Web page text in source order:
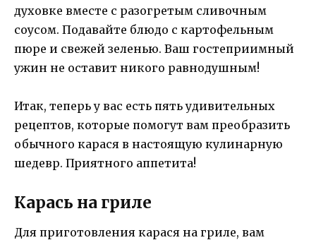
духовке вместе с разогретым сливочным
соусом. Подавайте блюдо с картофельным
пюре и свежей зеленью. Ваш гостеприимный
ужин не оставит никого равнодушным!
Итак, теперь у вас есть пять удивительных
рецептов, которые помогут вам преобразить
обычного карася в настоящую кулинарную
шедевр. Приятного аппетита!
Карась на гриле
Для приготовления карася на гриле, вам